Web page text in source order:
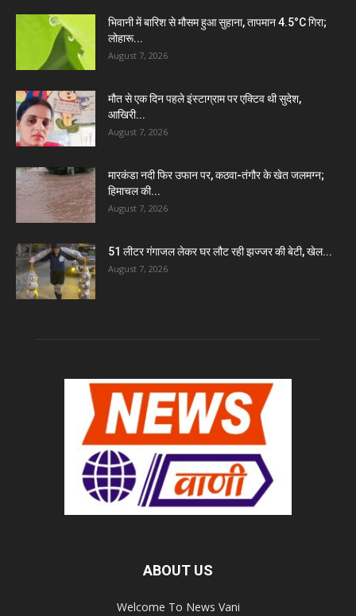
भिवानी में बारिश से मौसम हुआ सुहाना, तापमान 4.5°C गिरा;
लोहारू...
August 7, 2026
मौत से एक दिन पहले इंस्टाग्राम पर एक्टिव थी सुदेश,
आखिरी...
August 7, 2026
मारकंडा नदी फिर उफान पर, कठवा-तंगौर के खेत जलमग्न;
हिमाचल की...
August 7, 2026
51 लीटर गंगाजल लेकर घर लौट रही झज्जर की बेटी, खेल...
August 7, 2026
ABOUT US
Welcome To News Vani